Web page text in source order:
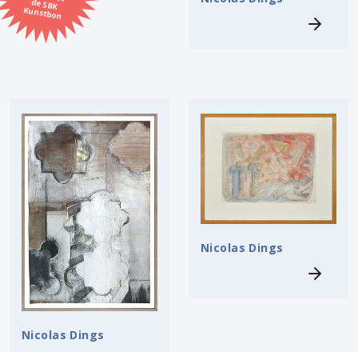
Kunstbon
Kunstenaar
Orientatie
Kleur
Zoeken
Kerncollectie
5 items. Pagina: 1
Nicolas Dings
Nicolas Dings